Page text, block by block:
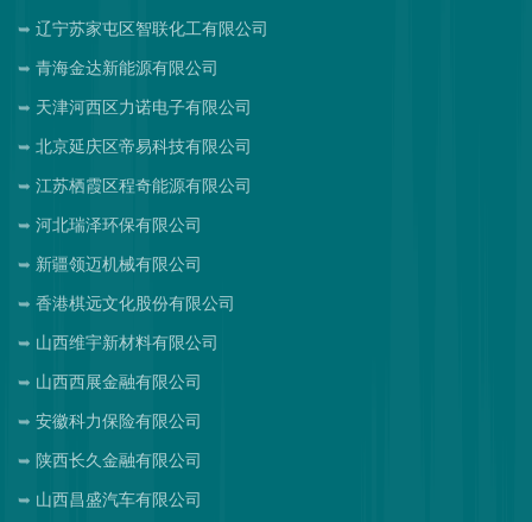
辽宁苏家屯区智联化工有限公司
青海金达新能源有限公司
天津河西区力诺电子有限公司
北京延庆区帝易科技有限公司
江苏栖霞区程奇能源有限公司
河北瑞泽环保有限公司
新疆领迈机械有限公司
香港棋远文化股份有限公司
山西维宇新材料有限公司
山西西展金融有限公司
安徽科力保险有限公司
陕西长久金融有限公司
山西昌盛汽车有限公司